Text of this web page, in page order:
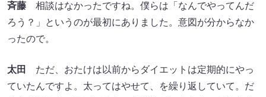
斉藤 相談はなかったですね。僕らは「なんでやってんだ
ろう？」というのが最初にありました。意図が分からなか
ったので。
太田
ただ、おたけは以前からダイエットは定期的にやっ
ていたんですよ。太ってはやせて、を繰り返していて。だ